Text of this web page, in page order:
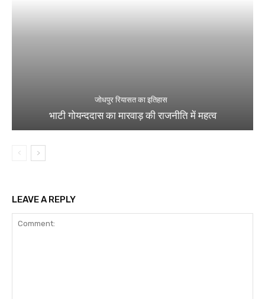
जोधपुर रियासत का इतिहास
भाटी गोयन्ददास का मारवाड़ की राजनीति में महत्व
LEAVE A REPLY